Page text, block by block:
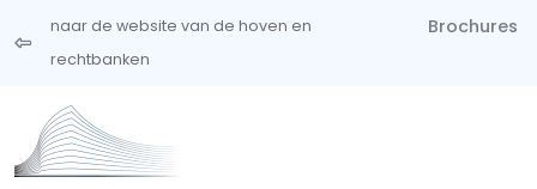
Overslaan en naar de inhoud gaan
naar de website van de hoven en
rechtbanken
Brochures